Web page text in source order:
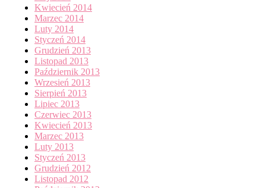
Kwiecień 2014
Marzec 2014
Luty 2014
Styczeń 2014
Grudzień 2013
Listopad 2013
Październik 2013
Wrzesień 2013
Sierpień 2013
Lipiec 2013
Czerwiec 2013
Kwiecień 2013
Marzec 2013
Luty 2013
Styczeń 2013
Grudzień 2012
Listopad 2012